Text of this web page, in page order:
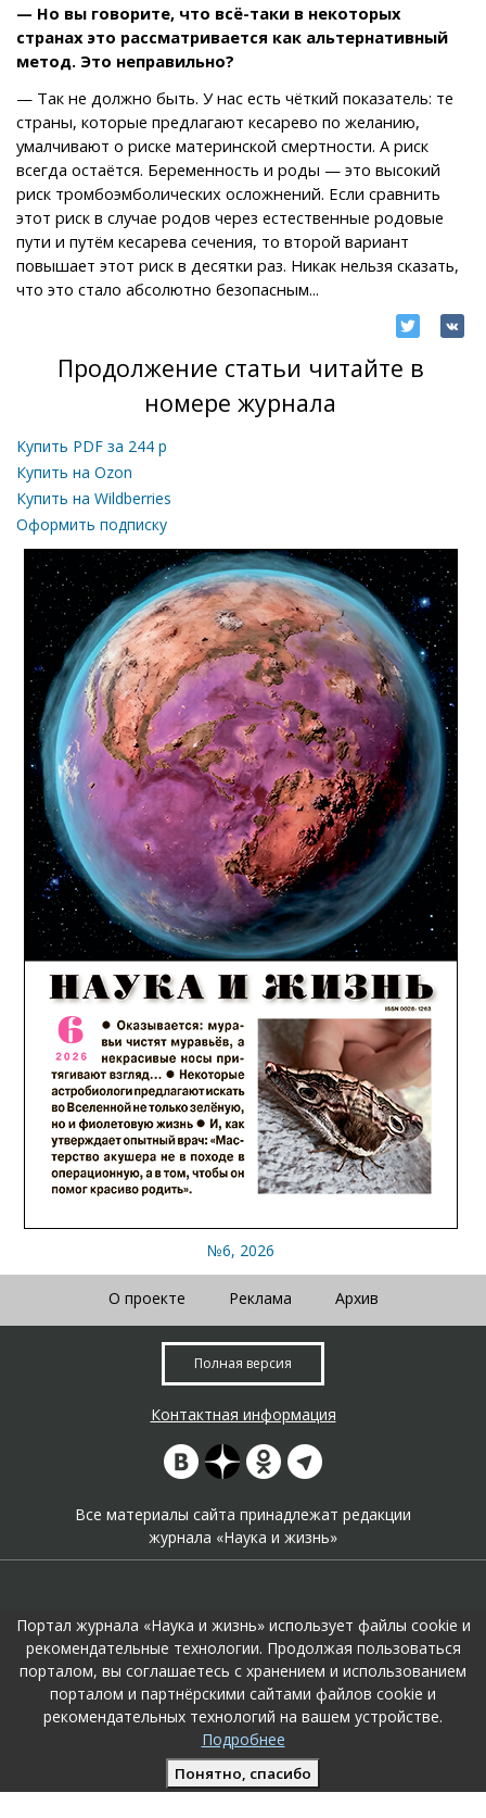
— Но вы говорите, что всё-таки в некоторых
странах это рассматривается как альтернативный
метод. Это неправильно?
— Так не должно быть. У нас есть чёткий показатель: те
страны, которые предлагают кесарево по желанию,
умалчивают о риске материнской смертности. А риск
всегда остаётся. Беременность и роды — это высокий
риск тромбоэмболических осложнений. Если сравнить
этот риск в случае родов через естественные родовые
пути и путём кесарева сечения, то второй вариант
повышает этот риск в десятки раз. Никак нельзя сказать,
что это стало абсолютно безопасным...
Продолжение статьи читайте в
номере журнала
Купить PDF за 244 р
Купить на Ozon
Купить на Wildberries
Оформить подписку
№6, 2026
О проекте Реклама Архив
Полная версия
Контактная информация
Все материалы сайта принадлежат редакции
журнала «Наука и жизнь»
На портале применяютсярекомендательные технологии
Продолжая пользоваться порталом вы соглашаетесь с их
использоавнием.
Поддержка и развитие сайта –KTC Digital Production
Портал журнала «Наука и жизнь» использует файлы cookie и
рекомендательные технологии. Продолжая пользоваться
порталом, вы соглашаетесь с хранением и использованием
порталом и партнёрскими сайтами файлов cookie и
рекомендательных технологий на вашем устройстве.
Подробнее
Понятно, спасибо